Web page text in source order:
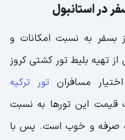
در استانبول
بسفر به نسبت امکانات و
تهیه بلیط تور کشتی کروز
مسافران تور ترکیه
قیمت این تورها به نسبت
به صرفه و خوب است. پس با